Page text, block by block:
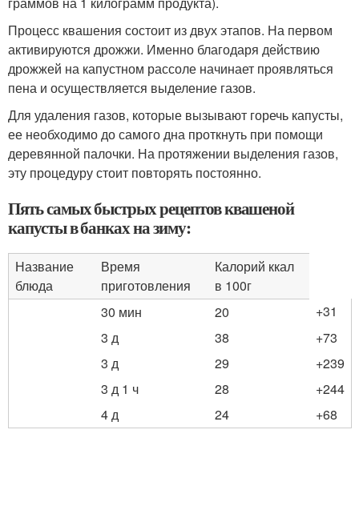
Процесс квашения состоит из двух этапов. На первом
активируются дрожжи. Именно благодаря действию
дрожжей на капустном рассоле начинает проявляться
пена и осуществляется выделение газов.
Для удаления газов, которые вызывают горечь капусты,
ее необходимо до самого дна проткнуть при помощи
деревянной палочки. На протяжении выделения газов,
эту процедуру стоит повторять постоянно.
Пять самых быстрых рецептов квашеной
капусты в банках на зиму:
Название
блюда
Время
приготовления
Калорий ккал
в 100г
30 мин
20
+31
3 д
38
+73
3 д
29
+239
3 д 1 ч
28
+244
4 д
24 +68